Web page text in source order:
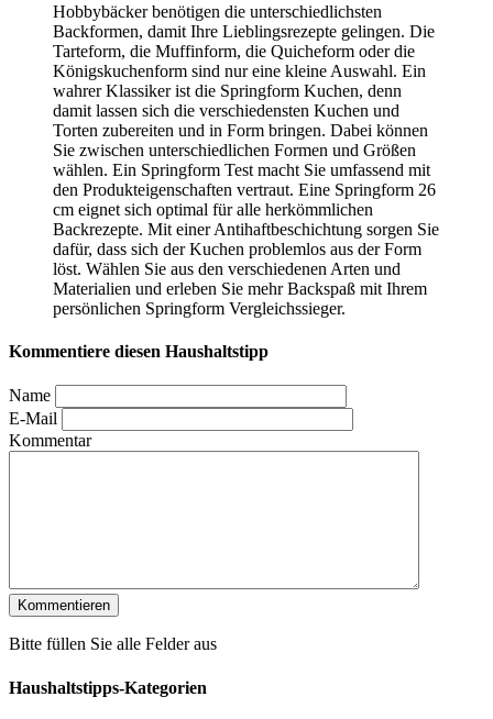
Hobbybäcker benötigen die unterschiedlichsten
Backformen, damit Ihre Lieblingsrezepte gelingen. Die
Tarteform, die Muffinform, die Quicheform oder die
Königskuchenform sind nur eine kleine Auswahl. Ein
wahrer Klassiker ist die Springform Kuchen, denn
damit lassen sich die verschiedensten Kuchen und
Torten zubereiten und in Form bringen. Dabei können
Sie zwischen unterschiedlichen Formen und Größen
wählen. Ein Springform Test macht Sie umfassend mit
den Produkteigenschaften vertraut. Eine Springform 26
cm eignet sich optimal für alle herkömmlichen
Backrezepte. Mit einer Antihaftbeschichtung sorgen Sie
dafür, dass sich der Kuchen problemlos aus der Form
löst. Wählen Sie aus den verschiedenen Arten und
Materialien und erleben Sie mehr Backspaß mit Ihrem
persönlichen Springform Vergleichssieger.
Kommentiere diesen Haushaltstipp
Name
E-Mail
Kommentar
Bitte füllen Sie alle Felder aus
Haushaltstipps-Kategorien